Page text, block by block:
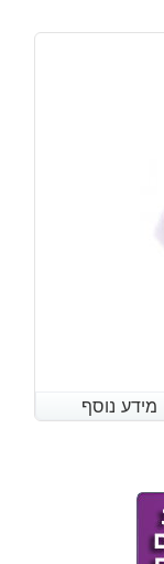
מידע נוסף
מידע נוסף